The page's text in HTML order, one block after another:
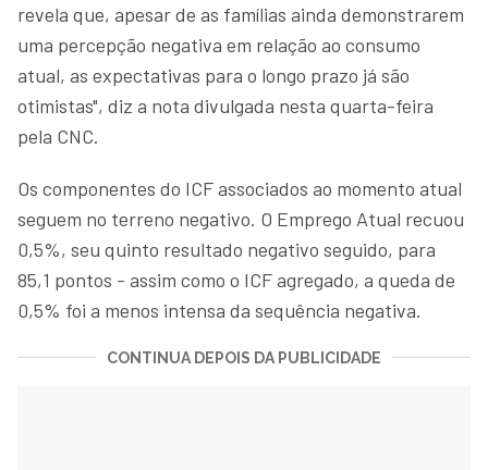
revela que, apesar de as famílias ainda demonstrarem
uma percepção negativa em relação ao consumo
atual, as expectativas para o longo prazo já são
otimistas", diz a nota divulgada nesta quarta-feira
pela CNC.
Os componentes do ICF associados ao momento atual
seguem no terreno negativo. O Emprego Atual recuou
0,5%, seu quinto resultado negativo seguido, para
85,1 pontos - assim como o ICF agregado, a queda de
0,5% foi a menos intensa da sequência negativa.
CONTINUA DEPOIS DA PUBLICIDADE